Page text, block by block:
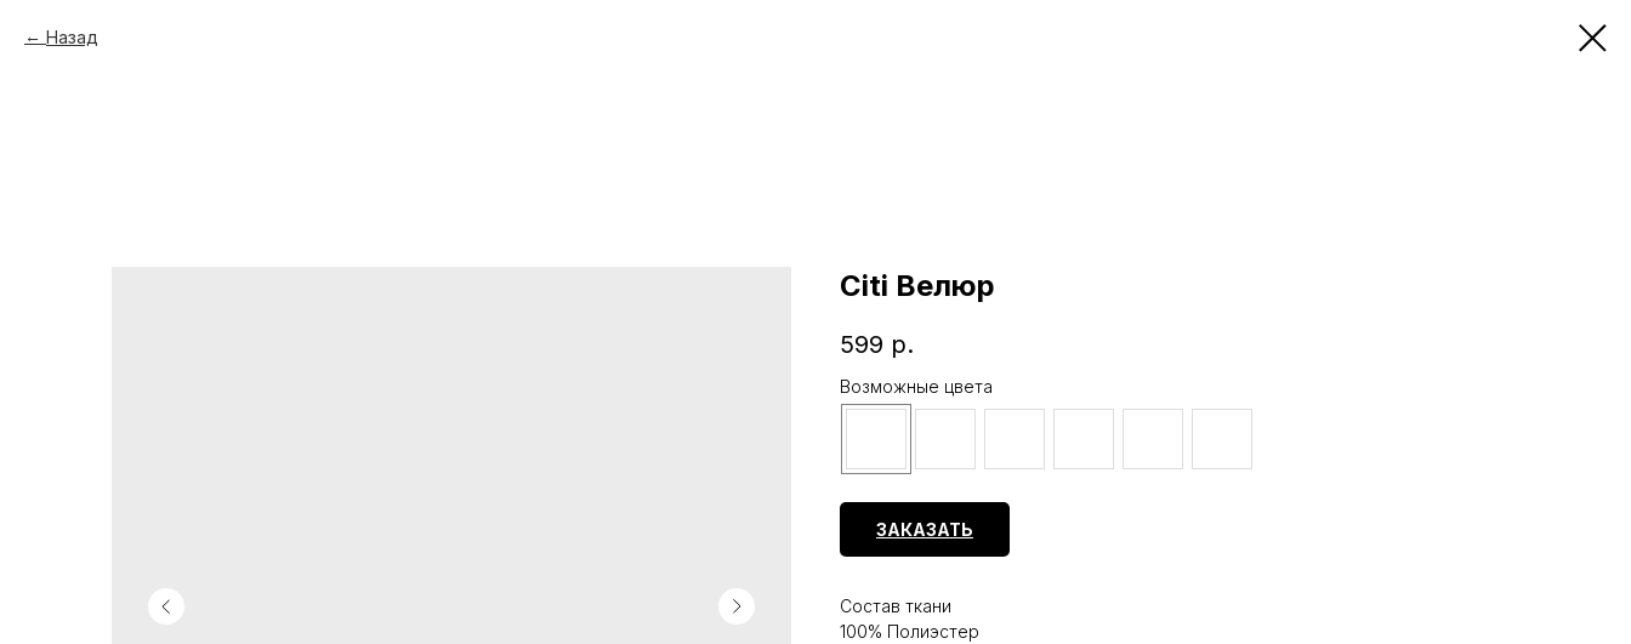
Назад
Citi Велюр
599 р.
Возможные цвета
ЗАКАЗАТЬ
Состав ткани
100% Полиэстер